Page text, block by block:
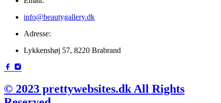
info@beautygallery.dk
Adresse:
Lykkenshøj 57, 8220 Brabrand
© 2023 prettywebsites.dk All Rights